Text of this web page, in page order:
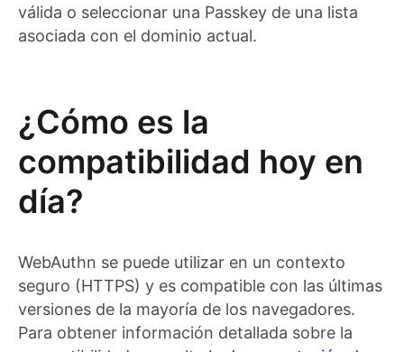
válida o seleccionar una Passkey de una lista
asociada con el dominio actual.
¿Cómo es la
compatibilidad hoy en
día?
WebAuthn se puede utilizar en un contexto
seguro (HTTPS) y es compatible con las últimas
versiones de la mayoría de los navegadores.
Para obtener información detallada sobre la